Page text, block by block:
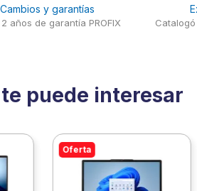
Cambios y garantías
años de garantía PROFIX
puede interesar
Oferta